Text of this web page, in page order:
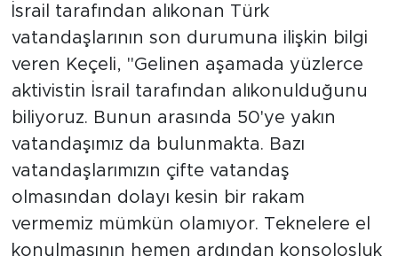
İsrail tarafından alıkonan Türk
vatandaşlarının son durumuna ilişkin bilgi
veren Keçeli, "Gelinen aşamada yüzlerce
aktivistin İsrail tarafından alıkonulduğunu
biliyoruz. Bunun arasında 50'ye yakın
vatandaşımız da bulunmakta. Bazı
vatandaşlarımızın çifte vatandaş
olmasından dolayı kesin bir rakam
vermemiz mümkün olamıyor. Teknelere el
konulmasının hemen ardından konsolosluk